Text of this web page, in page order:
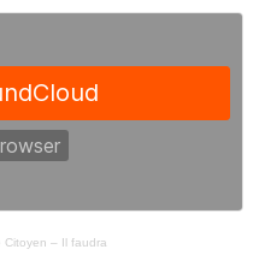
Citoyen – Il faudra